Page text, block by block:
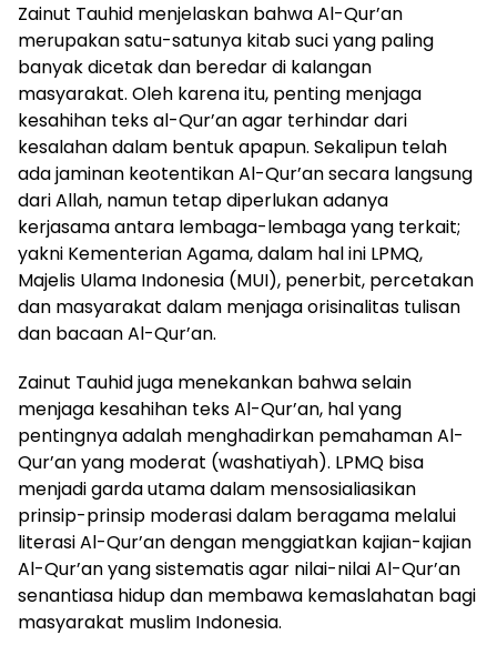
Zainut Tauhid menjelaskan bahwa Al-Qur’an
merupakan satu-satunya kitab suci yang paling
banyak dicetak dan beredar di kalangan
masyarakat. Oleh karena itu, penting menjaga
kesahihan teks al-Qur’an agar terhindar dari
kesalahan dalam bentuk apapun. Sekalipun telah
ada jaminan keotentikan Al-Qur’an secara langsung
dari Allah, namun tetap diperlukan adanya
kerjasama antara lembaga-lembaga yang terkait;
yakni Kementerian Agama, dalam hal ini LPMQ,
Majelis Ulama Indonesia (MUI), penerbit, percetakan
dan masyarakat dalam menjaga orisinalitas tulisan
dan bacaan Al-Qur’an.
Zainut Tauhid juga menekankan bahwa selain
menjaga kesahihan teks Al-Qur’an, hal yang
pentingnya adalah menghadirkan pemahaman Al-
Qur’an yang moderat (washatiyah). LPMQ bisa
menjadi garda utama dalam mensosialiasikan
prinsip-prinsip moderasi dalam beragama melalui
literasi Al-Qur’an dengan menggiatkan kajian-kajian
Al-Qur’an yang sistematis agar nilai-nilai Al-Qur’an
senantiasa hidup dan membawa kemaslahatan bagi
masyarakat muslim Indonesia.